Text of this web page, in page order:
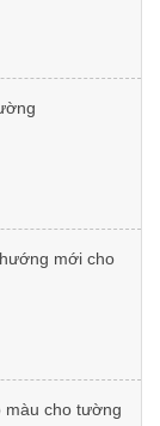
mới cho
màu cho tường